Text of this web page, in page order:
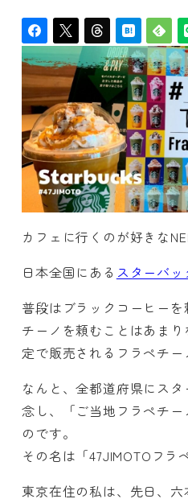
カフェに行くのが好きな
日本全国にある スターバ
普段はブラックコーヒー
チーノを頼むことはあま
定で販売されるフラペチー
なんと、全都道府県にス
念し、「ご当地フラペチ
のです。
その名は「47JIMOTOフラ
東京在住の私は、先日、